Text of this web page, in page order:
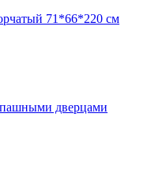
71*66*220 см
дверцами